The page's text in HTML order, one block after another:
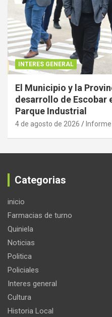
INTERES GENERAL
El Municipio y la
desarrollo de Escobar
Parque Industrial
4 de agosto de 2026 Informe
Categorias
inicio
Farmacias de turno
Quiniela
Noticias
Politica
Policiales
Interes general
Cultura
Historia Local